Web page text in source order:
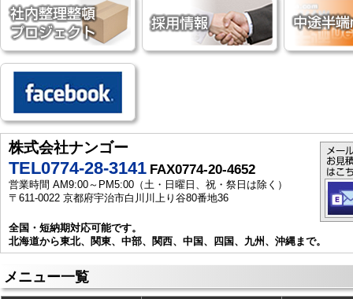
株式会社ナンゴー
TEL0774-28-3141 FAX0774-20-4652
営業時間 AM9:00～PM5:00（土・日曜日、祝・祭日は除く）
〒611-0022 京都府宇治市白川川上り谷80番地36
全国・短納期対応可能です。
北海道から東北、関東、中部、関西、中国、四国、九州、沖縄まで。
メニュー一覧